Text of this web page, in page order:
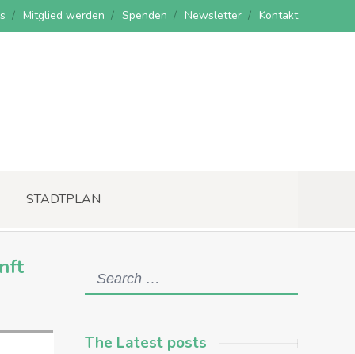
Mitglied werden Spenden Newsletter Kontakt
STADTPLAN
The Latest posts